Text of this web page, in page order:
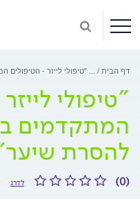
דף הבית "טיפולי לייזר -
"טיפולי
המתקדמים
להסרת
(0) לדרג